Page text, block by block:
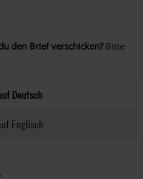
den Brief verschicken? Bitte
Deutsch
Englisch